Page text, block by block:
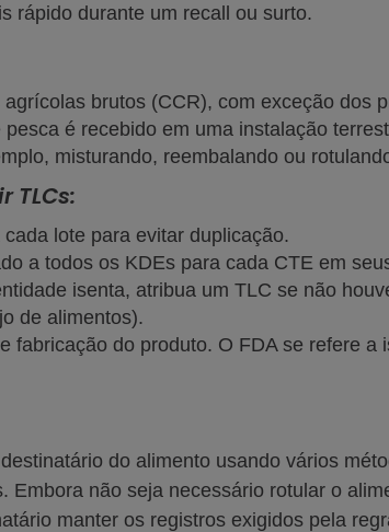
rápido durante um recall ou surto.
brutos (CCR), com exceção dos
é recebido em uma instalação
misturando, reembalando ou
TLCs:
lote para evitar duplicação.
a todos os KDEs para cada CTE em
isenta, atribua um TLC se não
de alimentos).
fabricação do produto. O FDA se refere a
do alimento usando vários
Embora não seja necessário rotular o
manter os registros exigidos pela